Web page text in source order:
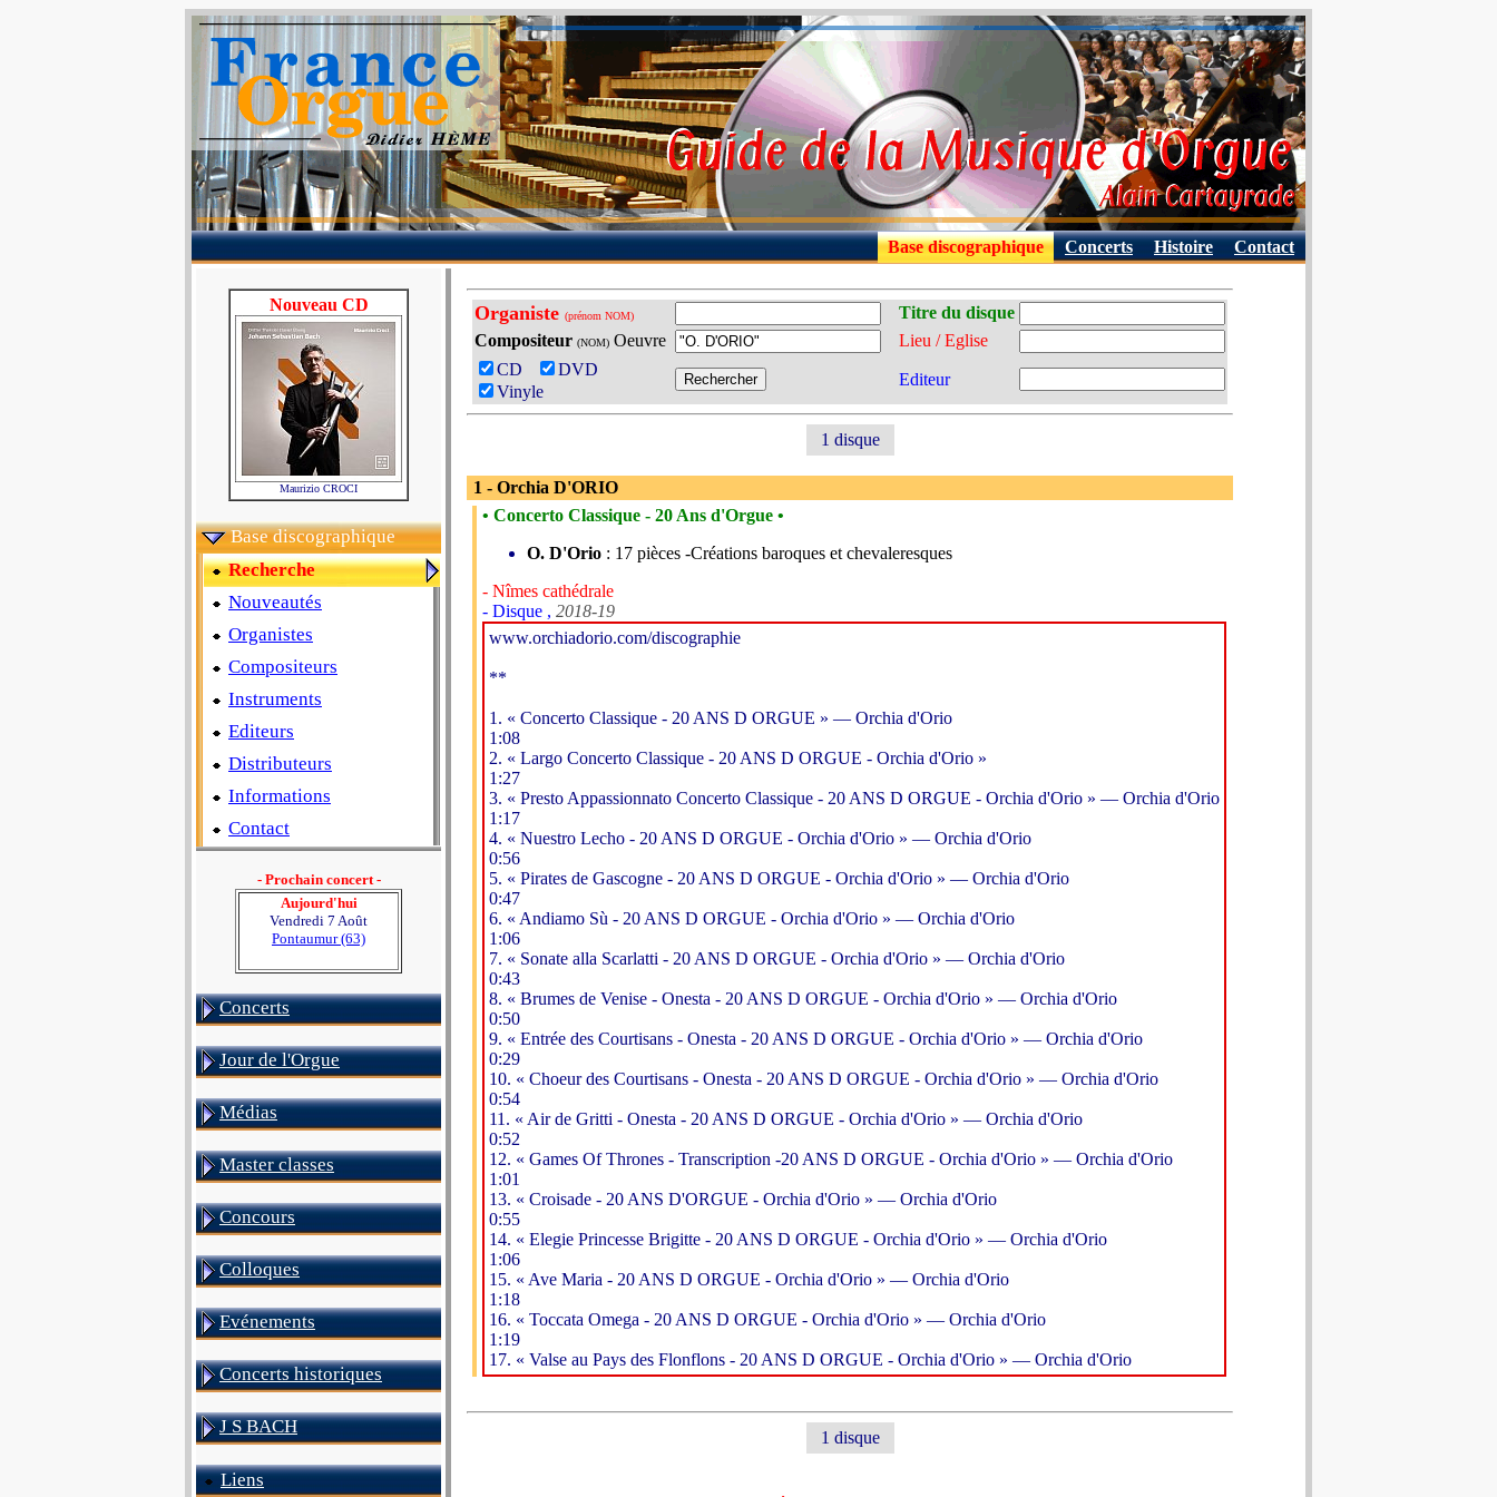
Base discographique Concerts Histoire Contact
Nouveau CD
Maurizio CROCI
Base discographique
Recherche
Nouveautés
Organistes
Compositeurs
Instruments
Editeurs
Distributeurs
Informations
Contact
- Prochain concert -
Aujourd'hui
Vendredi 7 Août
Pontaumur (63)
Concerts
Jour de l'Orgue
Médias
Master classes
Concours
Colloques
Evénements
Concerts historiques
J S BACH
Liens
Organiste (prénom NOM)
Titre du disque
Compositeur (NOM) Oeuvre
Lieu / Eglise
CD
DVD
Vinyle
Editeur
1 disque
1 - Orchia D'ORIO
• Concerto Classique - 20 Ans d'Orgue •
O. D'Orio : 17 pièces -Créations baroques et chevaleresques
- Nîmes cathédrale
- Disque , 2018-19
www.orchiadorio.com/discographie
**
1. « Concerto Classique - 20 ANS D ORGUE » — Orchia d'Orio
1:08
2. « Largo Concerto Classique - 20 ANS D ORGUE - Orchia d'Orio »
1:27
3. « Presto Appassionnato Concerto Classique - 20 ANS D ORGUE - Orchia d'Orio » — Orchia d'Orio
1:17
4. « Nuestro Lecho - 20 ANS D ORGUE - Orchia d'Orio » — Orchia d'Orio
0:56
5. « Pirates de Gascogne - 20 ANS D ORGUE - Orchia d'Orio » — Orchia d'Orio
0:47
6. « Andiamo Sù - 20 ANS D ORGUE - Orchia d'Orio » — Orchia d'Orio
1:06
7. « Sonate alla Scarlatti - 20 ANS D ORGUE - Orchia d'Orio » — Orchia d'Orio
0:43
8. « Brumes de Venise - Onesta - 20 ANS D ORGUE - Orchia d'Orio » — Orchia d'Orio
0:50
9. « Entrée des Courtisans - Onesta - 20 ANS D ORGUE - Orchia d'Orio » — Orchia d'Orio
0:29
10. « Choeur des Courtisans - Onesta - 20 ANS D ORGUE - Orchia d'Orio » — Orchia d'Orio
0:54
11. « Air de Gritti - Onesta - 20 ANS D ORGUE - Orchia d'Orio » — Orchia d'Orio
0:52
12. « Games Of Thrones - Transcription -20 ANS D ORGUE - Orchia d'Orio » — Orchia d'Orio
1:01
13. « Croisade - 20 ANS D'ORGUE - Orchia d'Orio » — Orchia d'Orio
0:55
14. « Elegie Princesse Brigitte - 20 ANS D ORGUE - Orchia d'Orio » — Orchia d'Orio
1:06
15. « Ave Maria - 20 ANS D ORGUE - Orchia d'Orio » — Orchia d'Orio
1:18
16. « Toccata Omega - 20 ANS D ORGUE - Orchia d'Orio » — Orchia d'Orio
1:19
17. « Valse au Pays des Flonflons - 20 ANS D ORGUE - Orchia d'Orio » — Orchia d'Orio
1 disque